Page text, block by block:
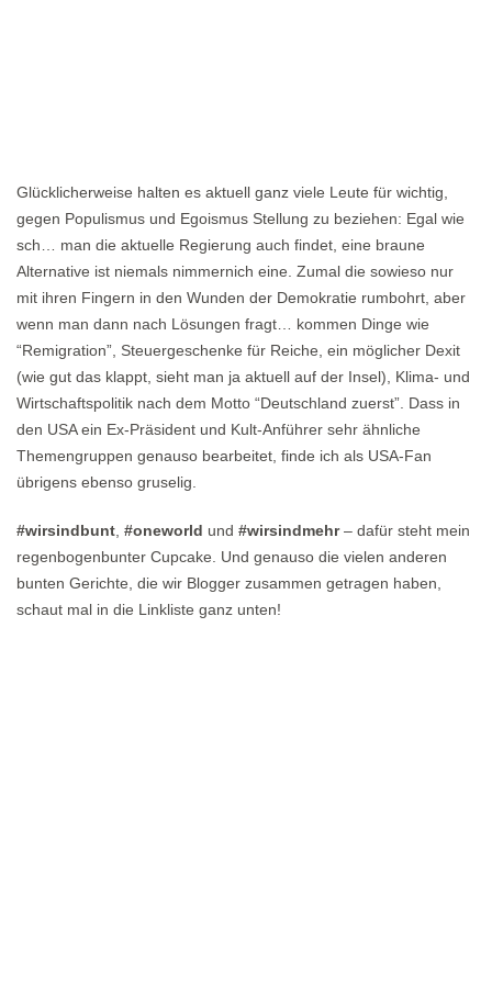
Glücklicherweise halten es aktuell ganz viele Leute für wichtig,
gegen Populismus und Egoismus Stellung zu beziehen: Egal wie
sch… man die aktuelle Regierung auch findet, eine braune
Alternative ist niemals nimmernich eine. Zumal die sowieso nur
mit ihren Fingern in den Wunden der Demokratie rumbohrt, aber
wenn man dann nach Lösungen fragt… kommen Dinge wie
“Remigration”, Steuergeschenke für Reiche, ein möglicher Dexit
(wie gut das klappt, sieht man ja aktuell auf der Insel), Klima- und
Wirtschaftspolitik nach dem Motto “Deutschland zuerst”. Dass in
den USA ein Ex-Präsident und Kult-Anführer sehr ähnliche
Themengruppen genauso bearbeitet, finde ich als USA-Fan
übrigens ebenso gruselig.
#wirsindbunt, #oneworld und #wirsindmehr– dafür steht mein
regenbogenbunter Cupcake. Und genauso die vielen anderen
bunten Gerichte, die wir Blogger zusammen getragen haben,
schaut mal in die Linkliste ganz unten!